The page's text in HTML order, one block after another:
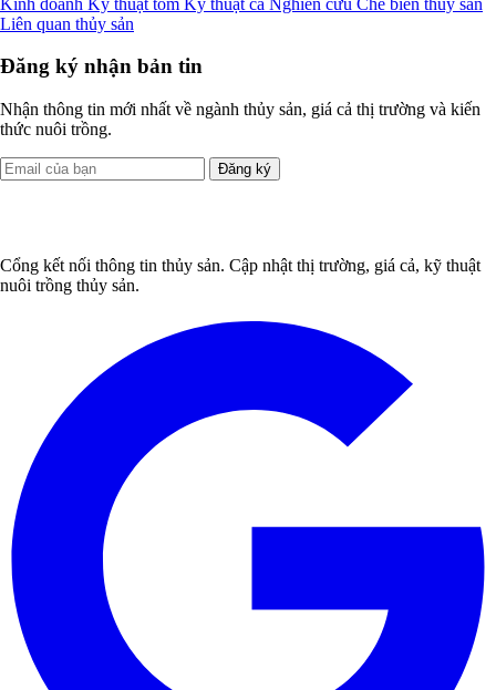
Liên quan thủy sản
Đăng ký nhận bản tin
Nhận thông tin mới nhất về ngành thủy sản, giá cả thị trường và kiến
thức nuôi trồng.
Đăng ký
Cổng kết nối thông tin thủy sản. Cập nhật thị trường, giá cả, kỹ thuật
nuôi trồng thủy sản.